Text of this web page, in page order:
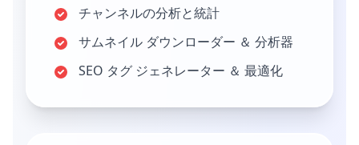
チャンネルの分析と統計
サムネイル ダウンローダー ＆ 分析器
SEO タグ ジェネレーター ＆ 最適化